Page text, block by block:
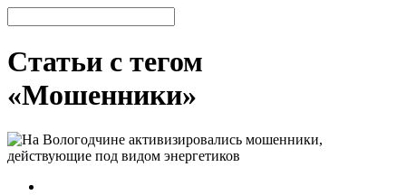
Статьи с тегом
«Мошенники»